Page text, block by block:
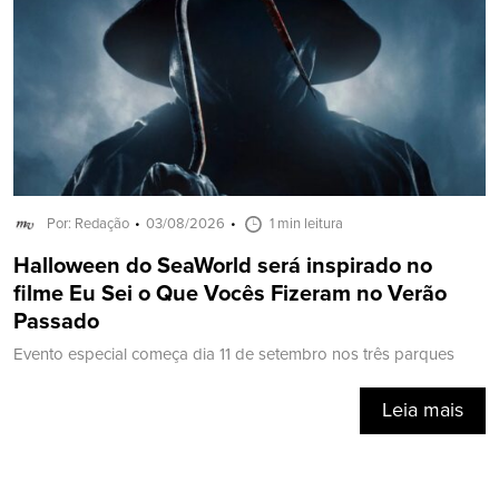
Por: Redação 03/08/2026 1 min leitura
Halloween do SeaWorld será inspirado no
filme Eu Sei o Que Vocês Fizeram no Verão
Passado
Evento especial começa dia 11 de setembro nos três parques
Leia mais